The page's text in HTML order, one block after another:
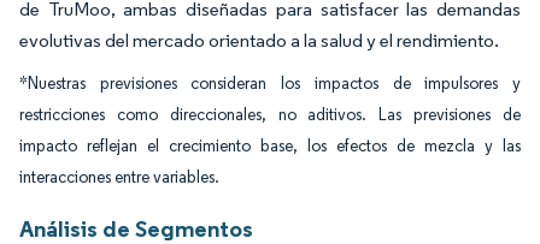
de TruMoo, ambas diseñadas para satisfacer las demandas
evolutivas del mercado orientado a la salud y el rendimiento.
*Nuestras previsiones consideran los impactos de impulsores y
restricciones como direccionales, no aditivos. Las previsiones de
impacto reflejan el crecimiento base, los efectos de mezcla y las
interacciones entre variables.
Análisis de Segmentos